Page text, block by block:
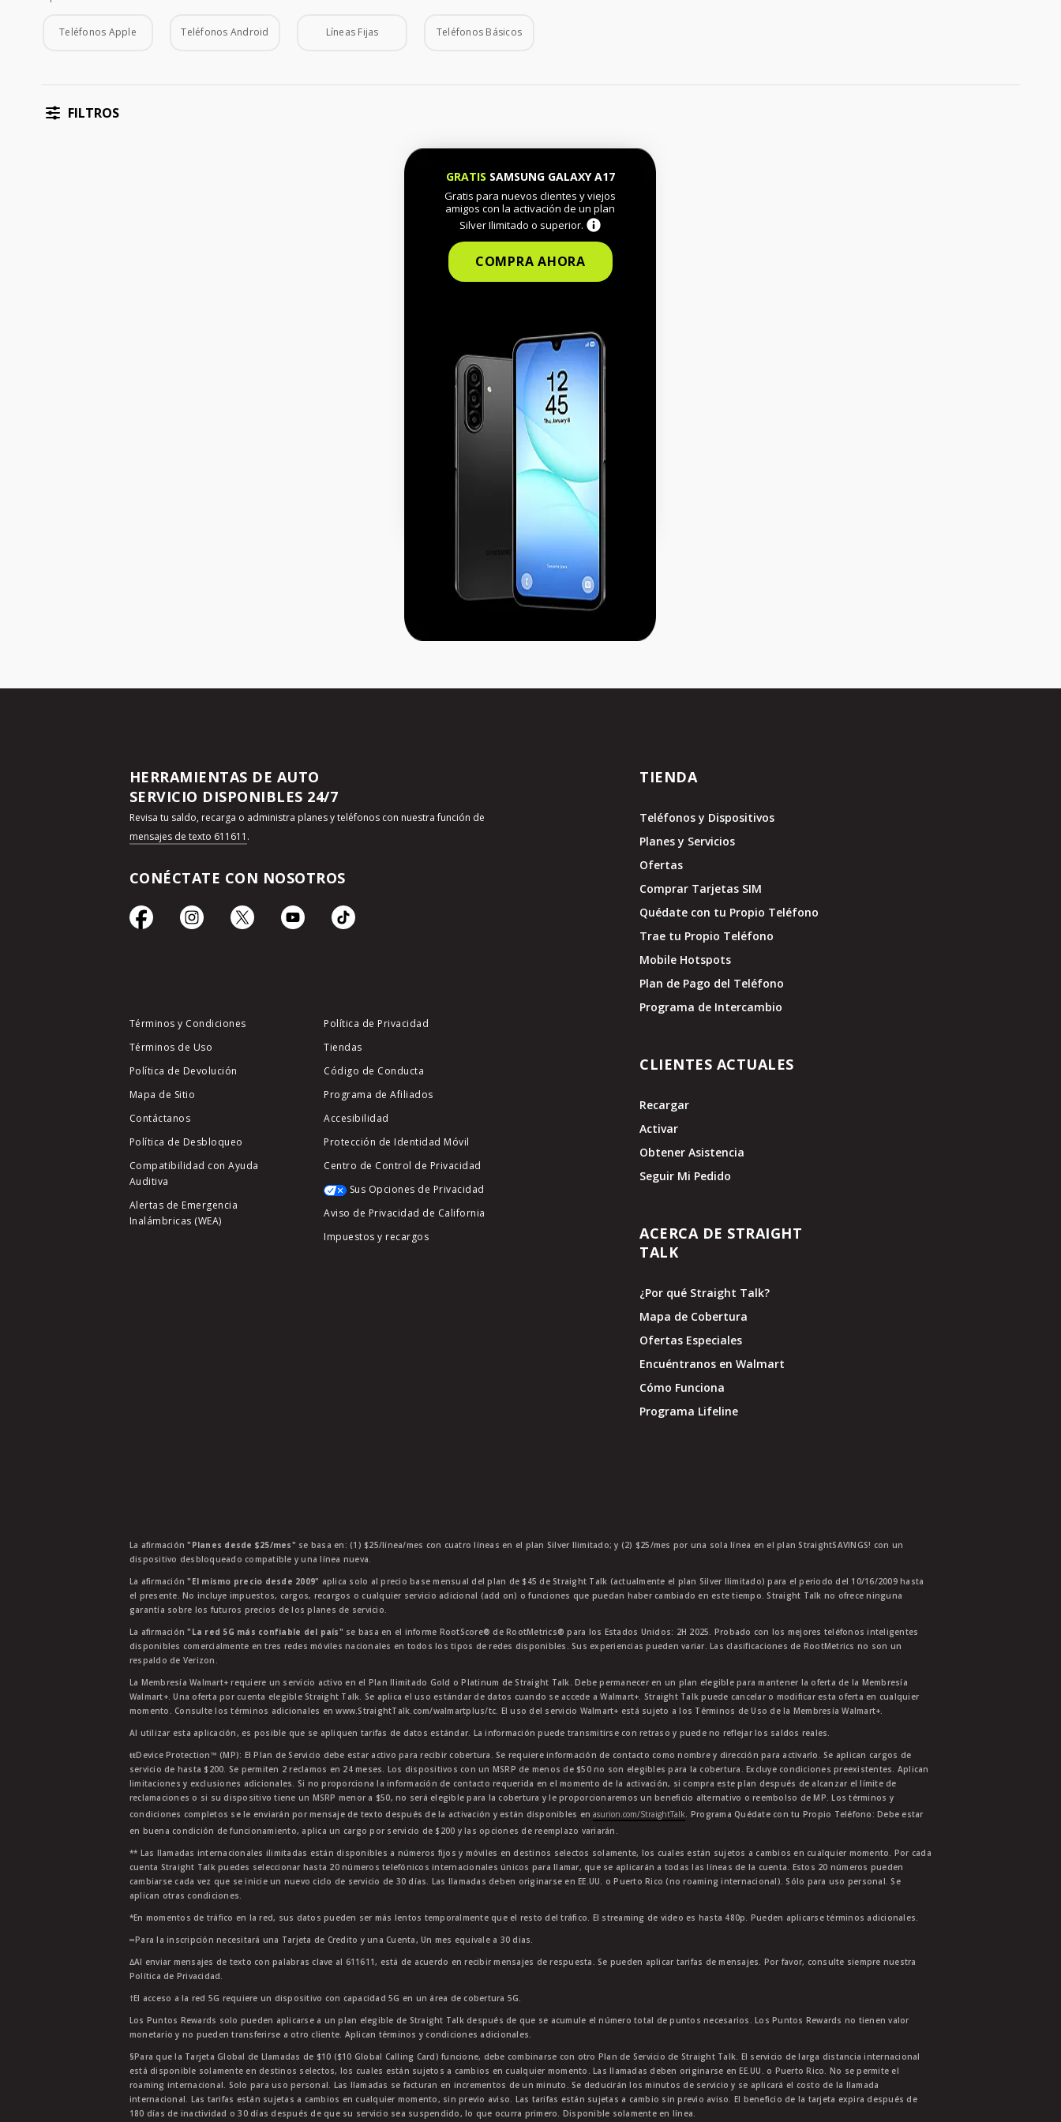
Tipo de Teléfono
Teléfonos Apple Teléfonos Android Líneas Fijas Teléfonos Básicos
FILTROS
GRATIS SAMSUNG GALAXY A17
Gratis para nuevos clientes y viejos
amigos con la activación de un plan
Silver Ilimitado o superior.
COMPRA AHORA
HERRAMIENTAS DE AUTO
SERVICIO DISPONIBLES 24/7
Revisa tu saldo, recarga o administra planes y teléfonos con nuestra función de
mensajes de texto 611611 .
CONÉCTATE CON NOSOTROS
Términos y Condiciones
Términos de Uso
Política de Devolución
Mapa de Sitio
Contáctanos
Política de Desbloqueo
Compatibilidad con Ayuda
Auditiva
Alertas de Emergencia
Inalámbricas (WEA)
Política de Privacidad
Tiendas
Código de Conducta
Programa de Afiliados
Accesibilidad
Protección de Identidad Móvil
Centro de Control de Privacidad
Sus Opciones de Privacidad
Aviso de Privacidad de California
Impuestos y recargos
TIENDA
Teléfonos y Dispositivos
Planes y Servicios
Ofertas
Comprar Tarjetas SIM
Quédate con tu Propio Teléfono
Trae tu Propio Teléfono
Mobile Hotspots
Plan de Pago del Teléfono
Programa de Intercambio
CLIENTES ACTUALES
Recargar
Activar
Obtener Asistencia
Seguir Mi Pedido
ACERCA DE STRAIGHT
TALK
¿Por qué Straight Talk?
Mapa de Cobertura
Ofertas Especiales
Encuéntranos en Walmart
Cómo Funciona
Programa Lifeline
La afirmación"Planes desde $25/mes" se basa en: (1) $25/línea/mes con cuatro líneas en el plan Silver Ilimitado; y (2) $25/mes por una sola línea en el plan StraightSAVINGS! con un
dispositivo desbloqueado compatible y una línea nueva.
La afirmación"El mismo precio desde 2009" aplica solo al precio base mensual del plan de $45 de Straight Talk (actualmente el plan Silver Ilimitado) para el periodo del 10/16/2009 hasta
el presente. No incluye impuestos, cargos, recargos o cualquier servicio adicional (add on) o funciones que puedan haber cambiado en este tiempo. Straight Talk no ofrece ninguna
garantía sobre los futuros precios de los planes de servicio.
La afirmación"La red 5G más confiable del país" se basa en el informe RootScore® de RootMetrics® para los Estados Unidos: 2H 2025. Probado con los mejores teléfonos inteligentes
disponibles comercialmente en tres redes móviles nacionales en todos los tipos de redes disponibles. Sus experiencias pueden variar. Las clasificaciones de RootMetrics no son un
respaldo de Verizon.
La Membresía Walmart+ requiere un servicio activo en el Plan Ilimitado Gold o Platinum de Straight Talk. Debe permanecer en un plan elegible para mantener la oferta de la Membresía
Walmart+. Una oferta por cuenta elegible Straight Talk. Se aplica el uso estándar de datos cuando se accede a Walmart+. Straight Talk puede cancelar o modificar esta oferta en cualquier
momento. Consulte los términos adicionales en www.StraightTalk.com/walmartplus/tc. El uso del servicio Walmart+ está sujeto a los Términos de Uso de la Membresía Walmart+.
Al utilizar esta aplicación, es posible que se apliquen tarifas de datos estándar. La información puede transmitirse con retraso y puede no reflejar los saldos reales.
ŧŧDevice Protection™ (MP): El Plan de Servicio debe estar activo para recibir cobertura. Se requiere información de contacto como nombre y dirección para activarlo. Se aplican cargos de
servicio de hasta $200. Se permiten 2 reclamos en 24 meses. Los dispositivos con un MSRP de menos de $50 no son elegibles para la cobertura. Excluye condiciones preexistentes. Aplican
limitaciones y exclusiones adicionales. Si no proporciona la información de contacto requerida en el momento de la activación, si compra este plan después de alcanzar el límite de
reclamaciones o si su dispositivo tiene un MSRP menor a $50, no será elegible para la cobertura y le proporcionaremos un beneficio alternativo o reembolso de MP. Los términos y
condiciones completos se le enviarán por mensaje de texto después de la activación y están disponibles enasurion.com/StraightTalk . Programa Quédate con tu Propio Teléfono: Debe estar
en buena condición de funcionamiento, aplica un cargo por servicio de $200 y las opciones de reemplazo variarán.
** Las llamadas internacionales ilimitadas están disponibles a números fijos y móviles en destinos selectos solamente, los cuales están sujetos a cambios en cualquier momento. Por cada
cuenta Straight Talk puedes seleccionar hasta 20 números telefónicos internacionales únicos para llamar, que se aplicarán a todas las líneas de la cuenta. Estos 20 números pueden
cambiarse cada vez que se inicie un nuevo ciclo de servicio de 30 días. Las llamadas deben originarse en EE.UU. o Puerto Rico (no roaming internacional). Sólo para uso personal. Se
aplican otras condiciones.
*En momentos de tráfico en la red, sus datos pueden ser más lentos temporalmente que el resto del tráfico. El streaming de video es hasta 480p. Pueden aplicarse términos adicionales.
∞Para la inscripción necesitará una Tarjeta de Credito y una Cuenta, Un mes equivale a 30 dias.
∆Al enviar mensajes de texto con palabras clave al 611611, está de acuerdo en recibir mensajes de respuesta. Se pueden aplicar tarifas de mensajes. Por favor, consulte siempre nuestra
Política de Privacidad.
†El acceso a la red 5G requiere un dispositivo con capacidad 5G en un área de cobertura 5G.
Los Puntos Rewards solo pueden aplicarse a un plan elegible de Straight Talk después de que se acumule el número total de puntos necesarios. Los Puntos Rewards no tienen valor
monetario y no pueden transferirse a otro cliente. Aplican términos y condiciones adicionales.
§Para que la Tarjeta Global de Llamadas de $10 ($10 Global Calling Card) funcione, debe combinarse con otro Plan de Servicio de Straight Talk. El servicio de larga distancia internacional
está disponible solamente en destinos selectos, los cuales están sujetos a cambios en cualquier momento. Las llamadas deben originarse en EE.UU. o Puerto Rico. No se permite el
roaming internacional. Solo para uso personal. Las llamadas se facturan en incrementos de un minuto. Se deducirán los minutos de servicio y se aplicará el costo de la llamada
internacional. Las tarifas están sujetas a cambios en cualquier momento, sin previo aviso. Las tarifas están sujetas a cambio sin previo aviso. El beneficio de la tarjeta expira después de
180 días de inactividad o 30 días después de que su servicio sea suspendido, lo que ocurra primero. Disponible solamente en línea.